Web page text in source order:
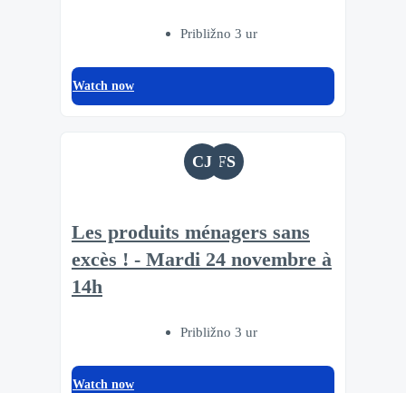
Približno 3 ur
Watch now
CJ FS
Les produits ménagers sans
excès ! - Mardi 24 novembre à
14h
Približno 3 ur
Watch now